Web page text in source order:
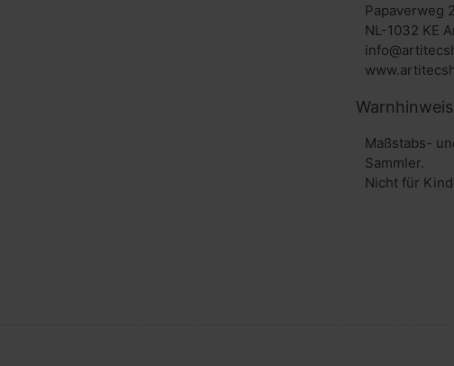
Papaverweg
NL-1032 KE
Maßstabs-
Sammler.
Nicht für